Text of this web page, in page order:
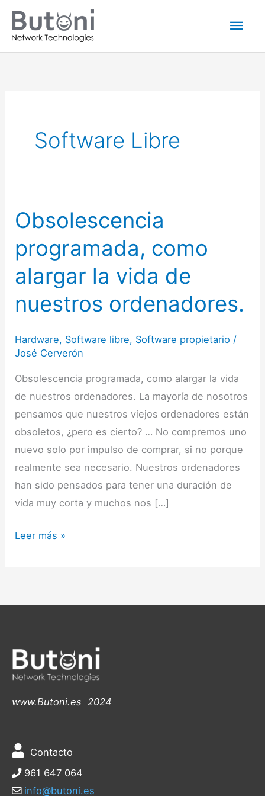
contenido
Software Libre
Obsolescencia
programada, como
alargar la vida de
nuestros ordenadores.
Hardware, Software libre, Software propietario /
José Cerverón
Obsolescencia programada, como alargar la vida
de nuestros ordenadores. La mayoría de nosotros
pensamos que nuestros viejos ordenadores están
obsoletos, ¿pero es cierto? … No compremos uno
nuevo solo por impulso de comprar, si no porque
realmente sea necesario. Nuestros ordenadores
han sido pensados para tener una duración de
vida muy corta y muchos nos […]
Obsolescencia
programada,
como
alargar
la
vida
nuestros
ordenadores.
Leer más »
www.Butoni.es 2024
Contacto
961 647 064
info@butoni.es